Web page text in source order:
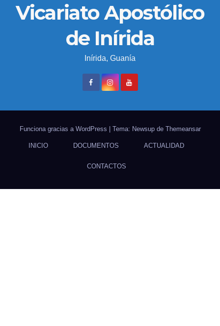
Vicariato Apostólico
de Inírida
Inírida, Guanía
Funciona gracias a WordPress Tema: Newsup de Themeansar
INICIO DOCUMENTOS ACTUALIDAD
CONTACTOS